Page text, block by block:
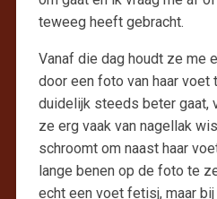
teweeg heeft gebracht.
Vanaf die dag houdt ze me
door een foto van haar voet
duidelijk steeds beter gaat,
ze erg vaak van nagellak
schroomt om naast haar
lange benen op de foto te
echt een voet fetisj, maar